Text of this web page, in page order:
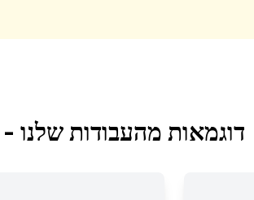
דוגמאות מהעבודות שלנו -